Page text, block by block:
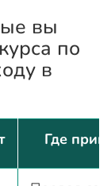
вы
по
в
Где